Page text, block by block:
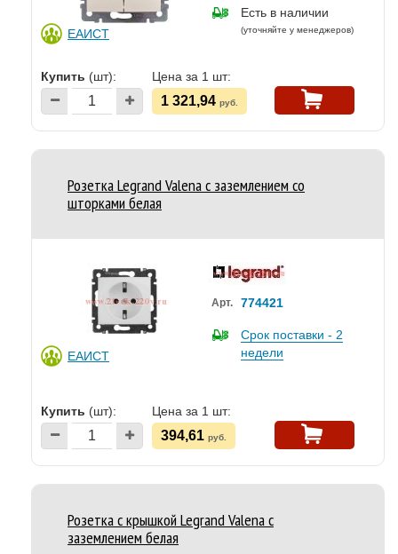
ЕАИСТ
Есть в наличии
(уточняйте у менеджеров)
Купить (шт): Цена за 1 шт:
1 321,94 руб.
Розетка Legrand Valena с заземлением со
шторками белая
ЕАИСТ
Арт. 774421
Срок поставки - 2
недели
Купить (шт): Цена за 1 шт:
394,61 руб.
Розетка с крышкой Legrand Valena с
заземлением белая